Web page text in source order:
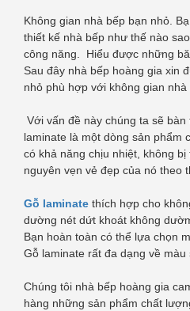
Không gian nhà bếp bạn nhỏ.
thiết kế nhà bếp như thế nào
công năng. Hiểu được những
Sau đây nhà bếp hoàng gia xin
nhỏ phù hợp với không gian nhà
Với vấn đề này chúng ta sẽ
laminate là một dòng sản phẩm
có khả năng chịu nhiệt, không
nguyên vẹn vẻ đẹp của nó theo
Gỗ laminate thích hợp cho
dường nét dứt khoát không
Bạn hoàn toàn có thể lựa chọn
Gỗ laminate rất đa dạng về màu
Chúng tôi nhà bếp hoàng gia
hàng những sản phẩm chất